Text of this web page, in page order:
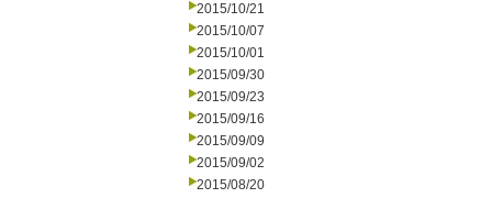
2015/10/21
2015/10/07
2015/10/01
2015/09/30
2015/09/23
2015/09/16
2015/09/09
2015/09/02
2015/08/20